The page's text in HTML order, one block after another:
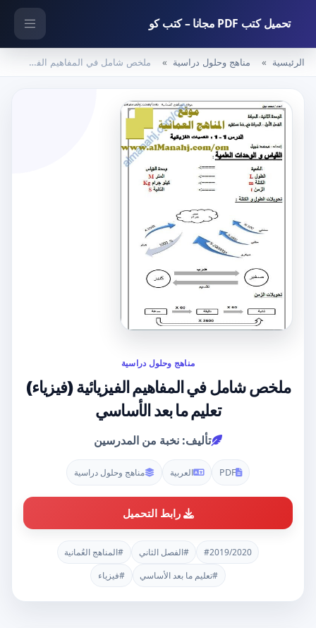
تحميل كتب PDF مجانا – كتب كو
الرئيسية مناهج وحلول دراسية ملخص شامل في المفاهيم الفيزيائية (فيزياء) تعليم ما بعد الأساسي
مناهج وحلول دراسية
ملخص شامل في المفاهيم الفيزيائية (فيزياء)
تعليم ما بعد الأساسي
تأليف: نخبة من المدرسين
PDF العربية مناهج وحلول دراسية
رابط التحميل
#2019/2020 #الفصل الثاني
#المناهج العُمانية
#تعليم ما بعد الأساسي
#فيزياء